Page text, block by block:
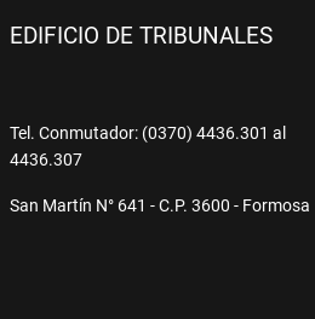
EDIFICIO DE TRIBUNALES
Tel. Conmutador: (0370) 4436.301 al
4436.307
San Martín N° 641 - C.P. 3600 - Formosa